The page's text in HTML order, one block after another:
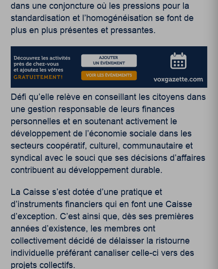
dans une conjoncture où les pressions pour la
standardisation et l’homogénéisation se font de
plus en plus présentes et pressantes.
Défi qu’elle relève en conseillant les citoyens dans
une gestion responsable de leurs finances
personnelles et en soutenant activement le
développement de l’économie sociale dans les
secteurs coopératif, culturel, communautaire et
syndical avec le souci que ses décisions d’affaires
contribuent au développement durable.
La Caisse s’est dotée d’une pratique et
d’instruments financiers qui en font une Caisse
d’exception. C’est ainsi que, dès ses premières
années d’existence, les membres ont
collectivement décidé de délaisser la ristourne
individuelle préférant canaliser celle-ci vers des
projets collectifs.